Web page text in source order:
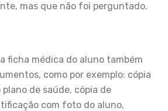
mas que não foi perguntado.
ficha médica do aluno também
como por exemplo: cópia
de saúde, cópia de
com foto do aluno,